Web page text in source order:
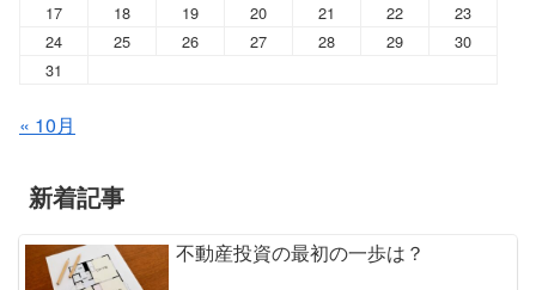
17
18 19 20 21 22
23
24
25 26 27 28 29
30
31
« 10月
新着記事
不動産投資の最初の一歩は？